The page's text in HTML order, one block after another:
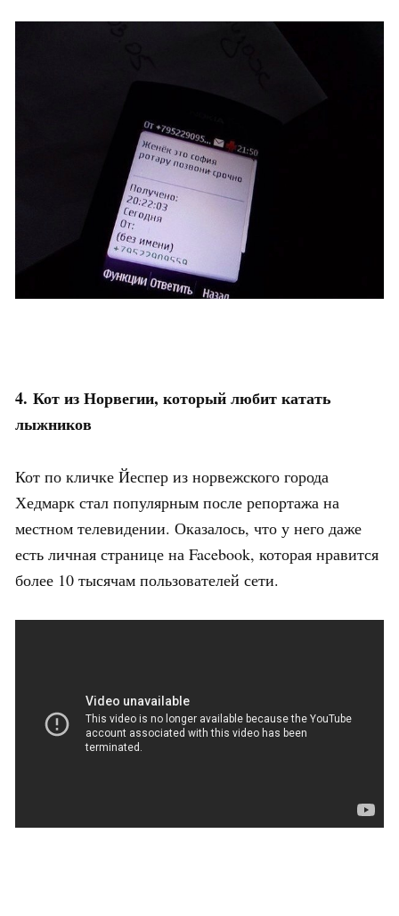
4. Кот из Норвегии, который любит катать
лыжников
Кот по кличке Йеспер из норвежского города
Хедмарк стал популярным после репортажа на
местном телевидении. Оказалось, что у него даже
есть личная странице на Facebook, которая нравится
более 10 тысячам пользователей сети.